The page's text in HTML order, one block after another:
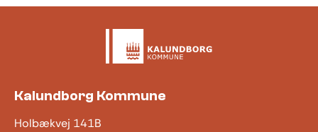
Kalundborg Kommune
Holbækvej 141B